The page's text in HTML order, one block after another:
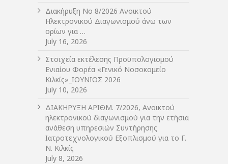
Διακήρυξη Νο 8/2026 Ανοικτού
Ηλεκτρονικού Διαγωνισμού άνω των
ορίων για …
July 16, 2026
Στοιχεία εκτέλεσης Προϋπολογισμού
Ενιαίου Φορέα «Γενικό Νοσοκομείο
Κιλκίς»_ΙΟΥΝΙΟΣ 2026
July 10, 2026
ΔIΑΚΗΡΥΞΗ ΑΡIΘΜ. 7/2026, Ανοικτού
ηλεκτρονικού διαγωνισμού για την ετήσια
ανάθεση υπηρεσιών Συντήρησης
Ιατροτεχνολογικού Εξοπλισμού για το Γ.
Ν. Κιλκίς
July 8, 2026